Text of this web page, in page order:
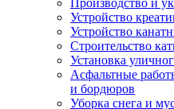
Производство и
Устройство
Устройство
Строительство
Установка
Асфальтные
и бордюров
Уборка снега и